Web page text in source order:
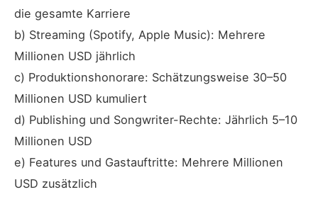
die gesamte Karriere
b) Streaming (Spotify, Apple Music): Mehrere
Millionen USD jährlich
c) Produktionshonorare: Schätzungsweise 30–50
Millionen USD kumuliert
d) Publishing und Songwriter-Rechte: Jährlich 5–10
Millionen USD
e) Features und Gastauftritte: Mehrere Millionen
USD zusätzlich